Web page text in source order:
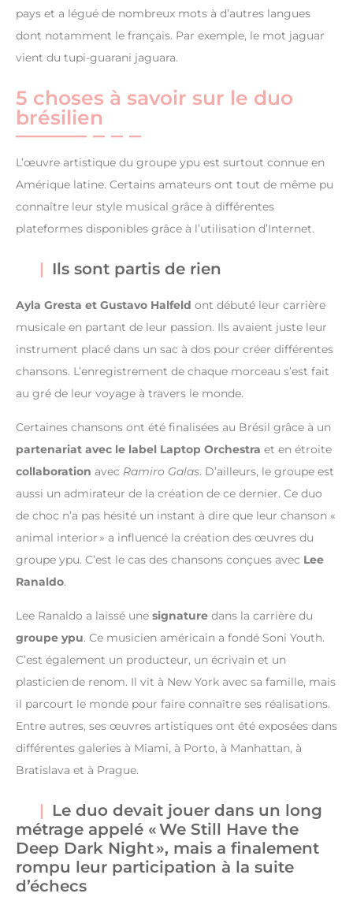
pays et a légué de nombreux mots à d’autres langues
dont notamment le français. Par exemple, le mot jaguar
vient du tupi-guarani jaguara.
5 choses à savoir sur le duo
brésilien
L’œuvre artistique du groupe ypu est surtout connue en
Amérique latine. Certains amateurs ont tout de même pu
connaître leur style musical grâce à différentes
plateformes disponibles grâce à l’utilisation d’Internet.
Ils sont partis de rien
Ayla Gresta et Gustavo Halfeld ont débuté leur carrière
musicale en partant de leur passion. Ils avaient juste leur
instrument placé dans un sac à dos pour créer différentes
chansons. L’enregistrement de chaque morceau s’est fait
au gré de leur voyage à travers le monde.
Certaines chansons ont été finalisées au Brésil grâce à un
partenariat avec le label Laptop Orchestra et en étroite
collaboration avec Ramiro Galas. D’ailleurs, le groupe est
aussi un admirateur de la création de ce dernier. Ce duo
de choc n’a pas hésité un instant à dire que leur chanson «
animal interior » a influencé la création des œuvres du
groupe ypu. C’est le cas des chansons conçues avec Lee
Ranaldo.
Lee Ranaldo a laissé une signature dans la carrière du
groupe ypu. Ce musicien américain a fondé Soni Youth.
C’est également un producteur, un écrivain et un
plasticien de renom. Il vit à New York avec sa famille, mais
il parcourt le monde pour faire connaître ses réalisations.
Entre autres, ses œuvres artistiques ont été exposées dans
différentes galeries à Miami, à Porto, à Manhattan, à
Bratislava et à Prague.
Le duo devait jouer dans un long
métrage appelé « We Still Have the
Deep Dark Night », mais a finalement
rompu leur participation à la suite
d’échecs